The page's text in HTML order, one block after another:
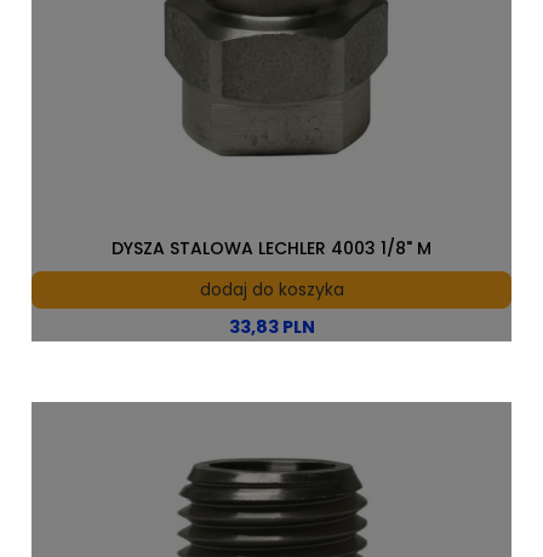
33,83 PLN
DYSZA STALOWA LECHLER 4003 1/8" M
dodaj do koszyka